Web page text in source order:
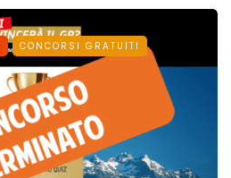
CONCORSI GRATUITI